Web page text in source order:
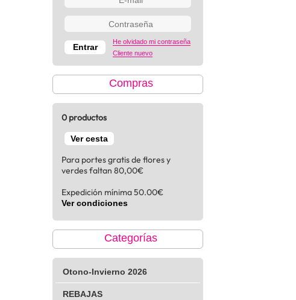
He olvidado mi contraseña
Cliente nuevo
Compras
0 productos
Ver cesta
Para portes gratis de flores y
verdes faltan 80,00€
Expedición mínima 50.00€
Ver condiciones
Categorías
Otono-Invierno 2026
REBAJAS